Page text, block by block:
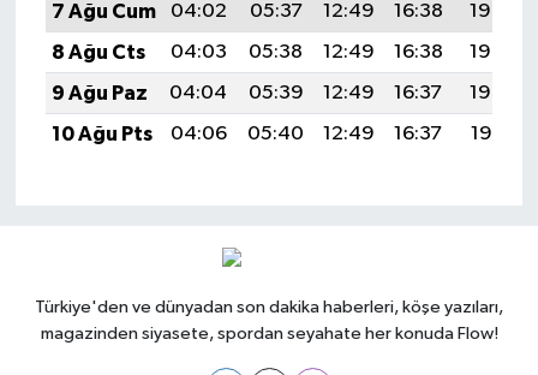
7 Ağu Cum
04:02 05:37 12:49 16:38
19:50
8 Ağu Cts
04:03 05:38 12:49 16:38
19:49
9 Ağu Paz
04:04 05:39 12:49 16:37
19:48
10 Ağu Pts
04:06 05:40 12:49 16:37 19:47
Türkiye'den ve dünyadan son dakika haberleri, köşe yazıları,
magazinden siyasete, spordan seyahate her konuda Flow!